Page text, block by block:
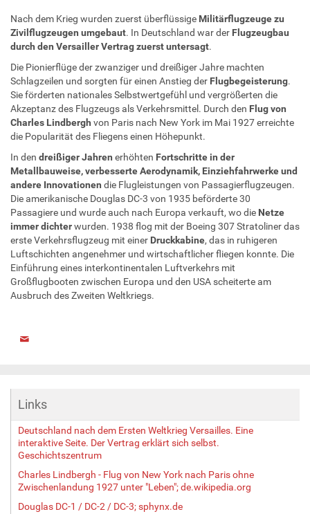
Nach dem Krieg wurden zuerst überflüssige Militärflugzeuge zu
Zivilflugzeugen umgebaut. In Deutschland war der Flugzeugbau
durch den Versailler Vertrag zuerst untersagt.
Die Pionierflüge der zwanziger und dreißiger Jahre machten
Schlagzeilen und sorgten für einen Anstieg der Flugbegeisterung.
Sie förderten nationales Selbstwertgefühl und vergrößerten die
Akzeptanz des Flugzeugs als Verkehrsmittel. Durch den Flug von
Charles Lindbergh von Paris nach New York im Mai 1927 erreichte
die Popularität des Fliegens einen Höhepunkt.
In den dreißiger Jahren erhöhten Fortschritte in der
Metallbauweise, verbesserte Aerodynamik, Einziehfahrwerke und
andere Innovationen die Flugleistungen von Passagierflugzeugen.
Die amerikanische Douglas DC-3 von 1935 beförderte 30
Passagiere und wurde auch nach Europa verkauft, wo die Netze
immer dichterwurden. 1938 flog mit der Boeing 307 Stratoliner das
erste Verkehrsflugzeug mit einer Druckkabine, das in ruhigeren
Luftschichten angenehmer und wirtschaftlicher fliegen konnte. Die
Einführung eines interkontinentalen Luftverkehrs mit
Großflugbooten zwischen Europa und den USA scheiterte am
Ausbruch des Zweiten Weltkriegs.
Links
Deutschland nach dem Ersten Weltkrieg Versailles. Eine
interaktive Seite. Der Vertrag erklärt sich selbst.
Geschichtszentrum
Charles Lindbergh - Flug von New York nach Paris ohne
Zwischenlandung 1927 unter "Leben"; de.wikipedia.org
Douglas DC-1 / DC-2 / DC-3; sphynx.de